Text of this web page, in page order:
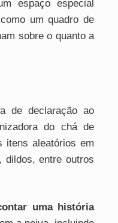
espaço especial
um quadro de
sobre o quanto a
de declaração ao
do chá de
itens aleatórios em
, dildos, entre outros
uma história